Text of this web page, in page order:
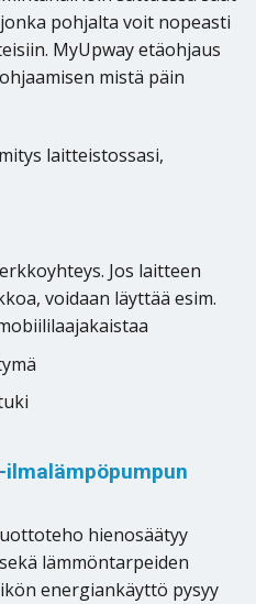
pohjalta voit nopeasti
MyUpway etäohjaus
mistä päin
laitteistossasi,
Jos laitteen
voidaan läyttää esim.
ilmalämpöpumpun
hienosäätyy
lämmöntarpeiden
energiankäyttö pysyy